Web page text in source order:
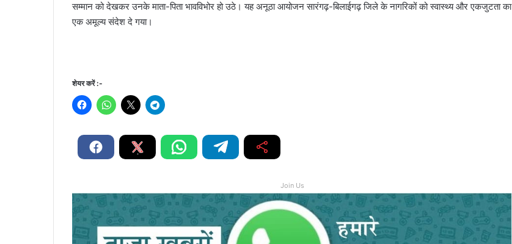
सम्मान को देखकर उनके माता-पिता भावविभोर हो उठे। यह अनूठा आयोजन सारंगढ़-बिलाईगढ़ जिले के नागरिकों को स्वास्थ्य और एकजुटता का
एक अमूल्य संदेश दे गया।
शेयर करें :-
Join Us